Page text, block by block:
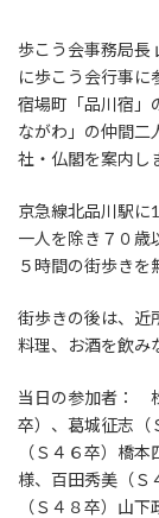
歩こう会事務局長
に歩こう会行事に
宿場町「品川宿」
ながわ」の仲間二
社・仏閣を案内し
京急線北品川駅に
一人を除き７０歳
５時間の街歩きを
街歩きの後は、近
料理、お酒を飲み
当日の参加者：
卒）、葛城征志（
（Ｓ４６卒）橋
様、百田秀美（Ｓ
（Ｓ４８卒）山